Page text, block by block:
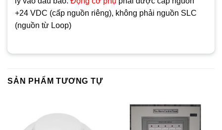
+24 VDC (cấp nguồn riêng), không phải nguồn SLC
(nguồn từ Loop)
SẢN PHẨM TƯƠNG TỰ